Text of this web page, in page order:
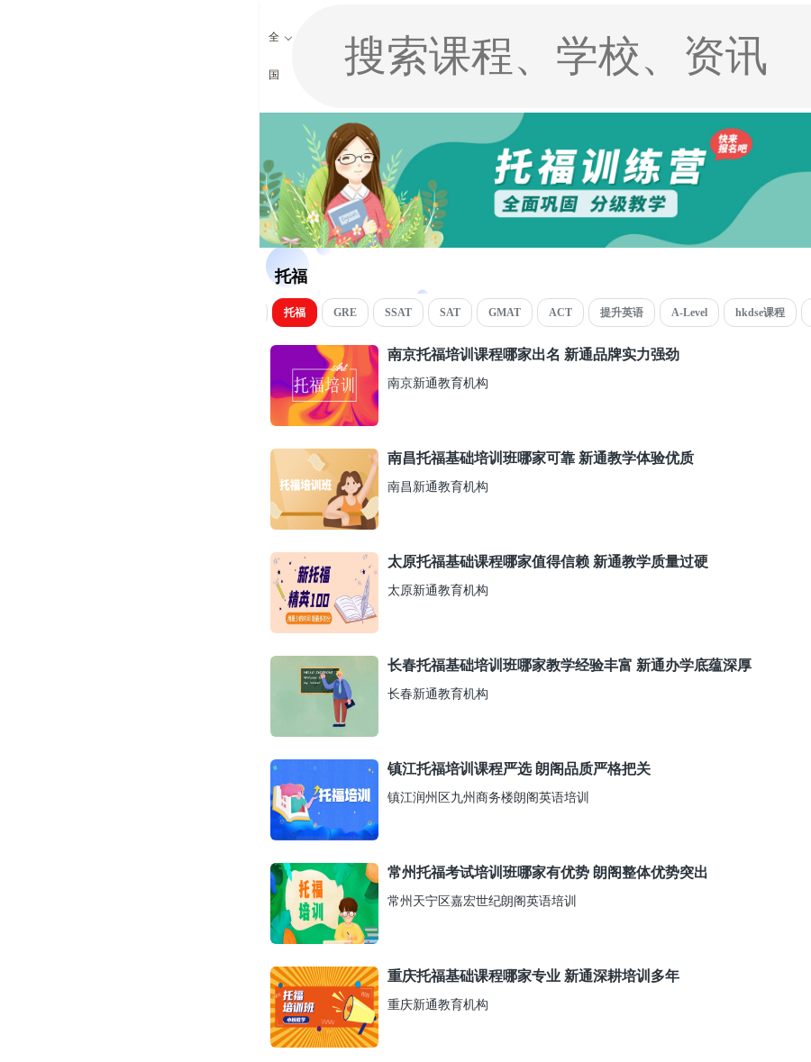
全
国
托福
托福 GRE SSAT SAT GMAT ACT 提升英语 A-Level hkdse课程
南京托福培训课程哪家出名 新通品牌实力强劲
南京新通教育机构
南昌托福基础培训班哪家可靠 新通教学体验优质
南昌新通教育机构
太原托福基础课程哪家值得信赖 新通教学质量过硬
太原新通教育机构
长春托福基础培训班哪家教学经验丰富 新通办学底蕴深厚
长春新通教育机构
镇江托福培训课程严选 朗阁品质严格把关
镇江润州区九州商务楼朗阁英语培训
常州托福考试培训班哪家有优势 朗阁整体优势突出
常州天宁区嘉宏世纪朗阁英语培训
重庆托福基础课程哪家专业 新通深耕培训多年
重庆新通教育机构